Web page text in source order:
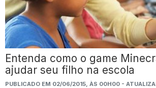
Entenda como o game
ajudar seu filho na escola
PUBLICADO EM 02/06/2015, ÀS 00H00 -